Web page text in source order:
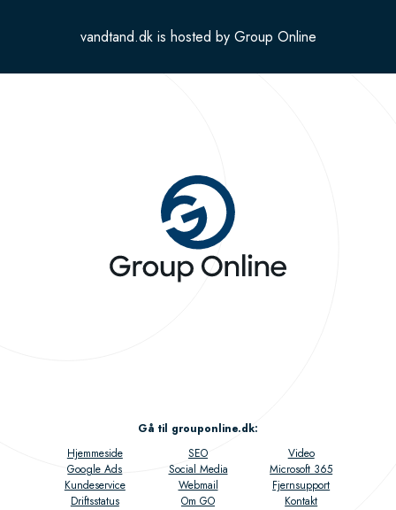
vandtand.dk is hosted by Group Online
Gå til grouponline.dk:
Hjemmeside
SEO
Video
Google Ads
Social Media
Microsoft 365
Kundeservice
Webmail
Fjernsupport
Driftsstatus
Om GO Kontakt